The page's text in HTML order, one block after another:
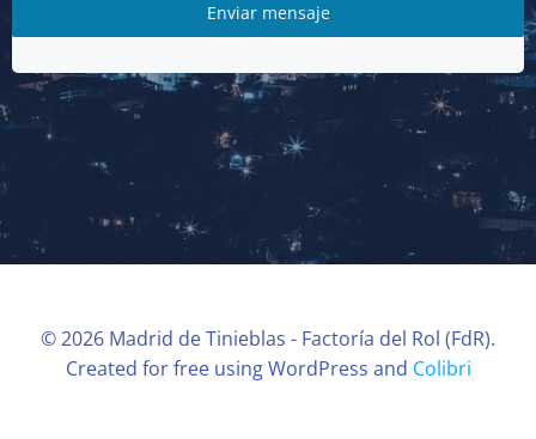
Enviar mensaje
© 2026 Madrid de Tinieblas - Factoría del Rol (FdR).
Created for free using WordPress and Colibri